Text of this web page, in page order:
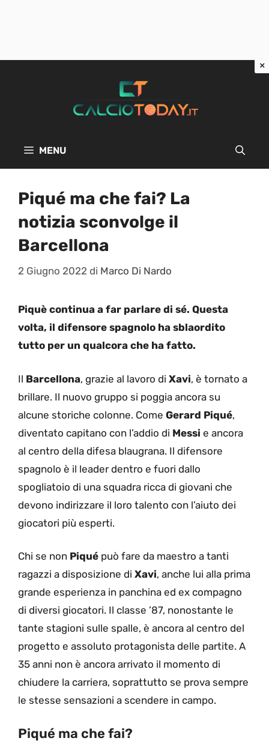
MENU
Piqué ma che fai? La
notizia sconvolge il
Barcellona
2 Giugno 2022 di Marco Di Nardo
Piquè continua a far parlare di sé. Questa
volta, il difensore spagnolo ha sblaordito
tutto per un qualcora che ha fatto.
Il Barcellona, grazie al lavoro di Xavi, è tornato a
brillare. Il nuovo gruppo si poggia ancora su
alcune storiche colonne. Come Gerard Piqué,
diventato capitano con l’addio di Messi e ancora
al centro della difesa blaugrana. Il difensore
spagnolo è il leader dentro e fuori dallo
spogliatoio di una squadra ricca di giovani che
devono indirizzare il loro talento con l’aiuto dei
giocatori più esperti.
Chi se non Piqué può fare da maestro a tanti
ragazzi a disposizione di Xavi, anche lui alla prima
grande esperienza in panchina ed ex compagno
di diversi giocatori. Il classe ’87, nonostante le
tante stagioni sulle spalle, è ancora al centro del
progetto e assoluto protagonista delle partite. A
35 anni non è ancora arrivato il momento di
chiudere la carriera, soprattutto se prova sempre
le stesse sensazioni a scendere in campo.
Piqué ma che fai?